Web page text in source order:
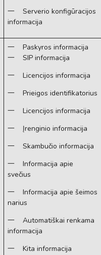
一 Serverio konfigūracijos
informacija
一 Paskyros informacija
一 SIP informacija
一 Licencijos informacija
一 Prieigos identifikatorius
一 Licencijos informacija
一 Įrenginio informacija
一 Skambučio informacija
一 Informacija apie
svečius
一 Informacija apie šeimos
narius
一 Automatiškai renkama
informacija
一 Kita informacija